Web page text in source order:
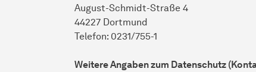
August-Schmidt-Straße 4
44227 Dortmund
Telefon: 0231/755-1
Weitere Angaben zum Datenschutz